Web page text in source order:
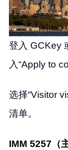
登入 GCKey
入“Apply to
选择“Visitor
清单。
IMM 5257（